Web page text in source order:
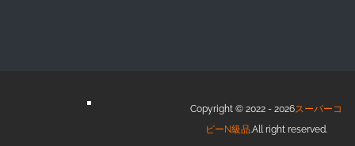
Copyright © 2022 - 2026スーパーコ
ピーN級品.All right reserved.